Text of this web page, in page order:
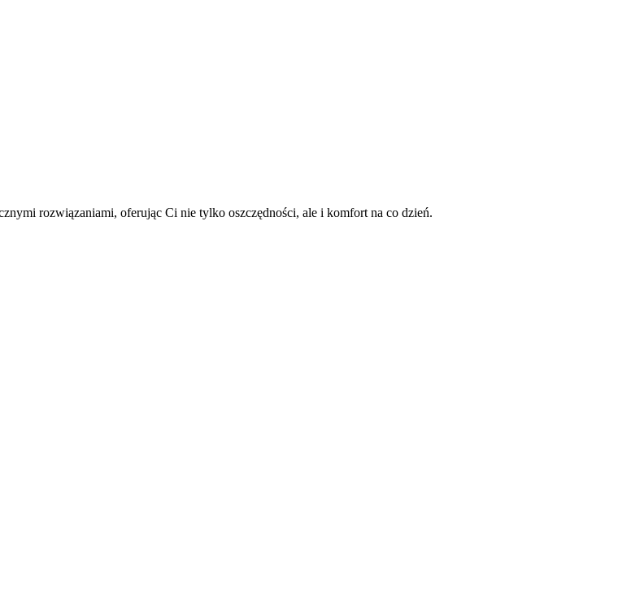
rozwiązaniami, oferując Ci nie tylko oszczędności, ale i komfort na co dzień.